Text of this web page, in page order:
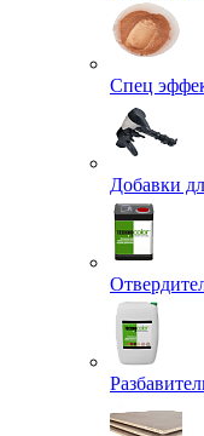
Спец
Добавки